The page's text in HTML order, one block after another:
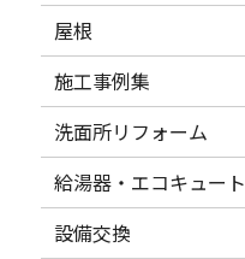
屋根
施工事例集
洗面所リフォーム
給湯器・エコキュート
設備交換